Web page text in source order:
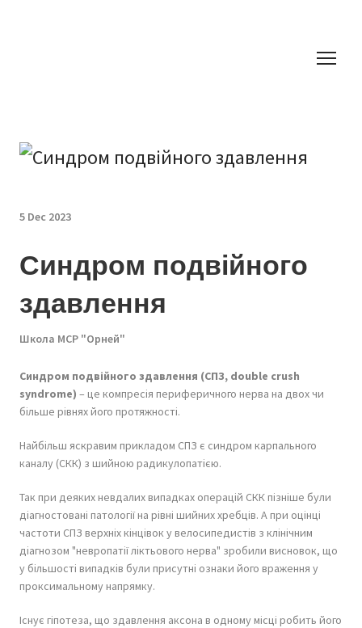
5 Dec 2023
Синдром подвійного
здавлення
Школа МСР "Орней"
Синдром подвійного здавлення (СПЗ, double crush
syndrome) – це компресія периферичного нерва на двох чи
більше рівнях його протяжності.
Найбільш яскравим прикладом СПЗ є синдром карпального
каналу (СКК) з шийною радикулопатією.
Так при деяких невдалих випадках операцій СКК пізніше були
діагностовані патології на рівні шийних хребців. А при оцінці
частоти СПЗ верхніх кінцівок у велосипедистів з клінічним
діагнозом "невропатії ліктьового нерва" зробили висновок, що
у більшості випадків були присутні ознаки його враження у
проксимальному напрямку.
Існує гіпотеза, що здавлення аксона в одному місці робить його